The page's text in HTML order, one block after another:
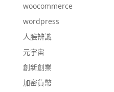
woocommerce
wordpress
人臉辨識
元宇宙
創新創業
加密貨幣